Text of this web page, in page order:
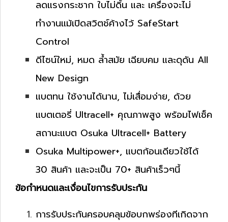
ลดแรงกระชาก ใบไม่ดิ้น และ เครื่องจะไม่
ทำงานแม้เปิดสวิตช์ค้างไว้ SafeStart
Control
ดีไซน์ใหม่, หมด ล้ำสมัย เฉียบคม และดุดัน All
New Design
แบตทน ใช้งานได้นาน, ไม่เสื่อมง่าย, ด้วย
แบตเตอรี่ Ultracell+ คุณภาพสูง พร้อมไฟเช็ค
สถานะแบต Osuka Ultracell+ Battery
Osuka Multipower+, แบตก้อนเดียวใช้ได้
30 สินค้า และจะเป็น 70+ สินค้าเร็วๆนี้
ข้อกำหนดและเงื่อนไขการรับประกัน
การรับประกันครอบคลุมข้อบกพร่องทีเกิดจาก